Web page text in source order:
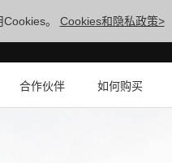
。 Cookies和隐私政策>
合作伙伴 如何购买